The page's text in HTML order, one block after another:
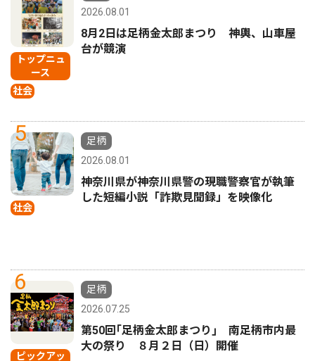
トップニュ
ース
社会
2026.08.01
8月2日は足柄金太郎まつり 神輿、山車屋
台が競演
5
社会
足柄
2026.08.01
神奈川県が神奈川県警の現職警察官が執筆
した短編小説「詐欺見聞録」を映像化
6
ピックアッ
足柄
2026.07.25
第50回｢足柄金太郎まつり｣ 南足柄市内最
大の祭り ８月２日（日）開催